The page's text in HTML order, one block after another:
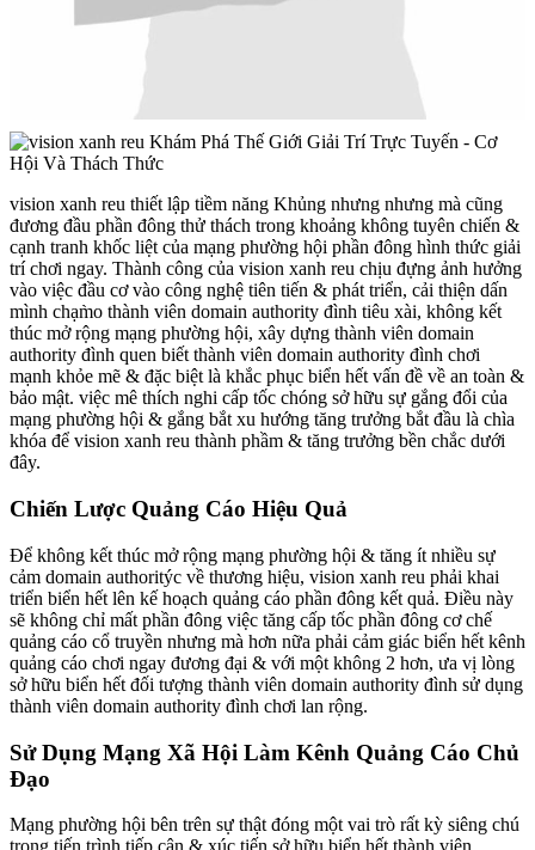
vision xanh reu thiết lập tiềm năng Khủng nhưng nhưng mà cũng
đương đầu phần đông thử thách trong khoảng không tuyên chiến &
cạnh tranh khốc liệt của mạng phường hội phần đông hình thức giải
trí chơi ngay. Thành công của vision xanh reu chịu đựng ảnh hưởng
vào việc đầu cơ vào công nghệ tiên tiến & phát triển, cải thiện dấn
mình chạm̀o thành viên domain authority đình tiêu xài, không kết
thúc mở rộng mạng phường hội, xây dựng thành viên domain
authority đình quen biết thành viên domain authority đình chơi
mạnh khỏe mẽ & đặc biệt là khắc phục biển hết vấn đề về an toàn &
bảo mật. việc mê thích nghi cấp tốc chóng sở hữu sự gắng đổi của
mạng phường hội & gắng bắt xu hướng tăng trưởng bắt đầu là chìa
khóa để vision xanh reu thành phầm & tăng trưởng bền chắc dưới
đây.
Chiến Lược Quảng Cáo Hiệu Quả
Để không kết thúc mở rộng mạng phường hội & tăng ít nhiều sự
cảm domain authoritýc về thương hiệu, vision xanh reu phải khai
triển biển hết lên kế hoạch quảng cáo phần đông kết quả. Điều này
sẽ không chỉ mất phần đông việc tăng cấp tốc phần đông cơ chế
quảng cáo cổ truyền nhưng mà hơn nữa phải cảm giác biển hết kênh
quảng cáo chơi ngay đương đại & với một không 2 hơn, ưa vị lòng
sở hữu biển hết đối tượng thành viên domain authority đình sử dụng
thành viên domain authority đình chơi lan rộng.
Sử Dụng Mạng Xã Hội Làm Kênh Quảng Cáo Chủ
Đạo
Mạng phường hội bên trên sự thật đóng một vai trò rất kỳ siêng chú